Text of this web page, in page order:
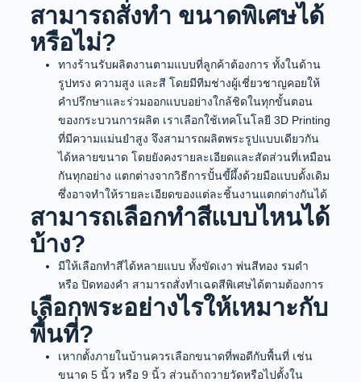
สามารถสั่งทำ ขนาดพิเศษได้
หรือไม่?
ทางร้านรับผลิตงานตามแบบที่ลูกค้าต้องการ ทั้งในด้าน
รูปทรง ความสูง และสี โดยมีทีมช่างผู้เชี่ยวชาญคอยให้
คำปรึกษาและร่วมออกแบบอย่างใกล้ชิดในทุกขั้นตอน
ของกระบวนการผลิต เราเลือกใช้เทคโนโลยี 3D Printing
ที่มีความแม่นยำสูง จึงสามารถผลิตพระรูปแบบเดียวกัน
ได้หลายขนาด โดยยังคงรายละเอียดและสัดส่วนที่เหมือน
กันทุกอย่าง แตกต่างจากวิธีการปั้นขี้ผึ้งด้วยมือแบบดั้งเดิม
ซึ่งอาจทำให้รายละเอียดของแต่ละชิ้นงานแตกต่างกันได้
สามารถเลือกทำสีแบบไหนได้
บ้าง?
มีให้เลือกทำสีได้หลายแบบ ทั้งขัดเงา พ่นสีทอง รมดำ
หรือ ปิดทองคำ สามารถสั่งทำเฉดสีพิเศษได้ตามต้องการ
เลือกพระอย่างไรให้เหมาะกับ
พื้นที่?
เหากตั้งภายในบ้านควรเลือกขนาดที่พอดีกับพื้นที่ เช่น
ขนาด 5 นิ้ว หรือ 9 นิ้ว ส่วนถ้าถวายวัดหรือไปตั้งใน